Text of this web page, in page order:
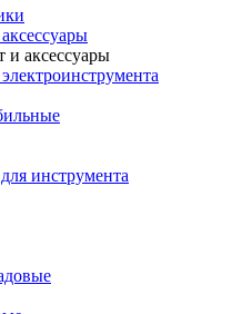
и аксессуары
инструмента